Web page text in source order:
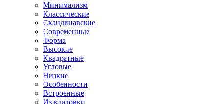
Минимализм
Классические
Скандинавские
Современные
Форма
Высокие
Квадратные
Угловые
Низкие
Особенности
Встроенные
Из кладовки